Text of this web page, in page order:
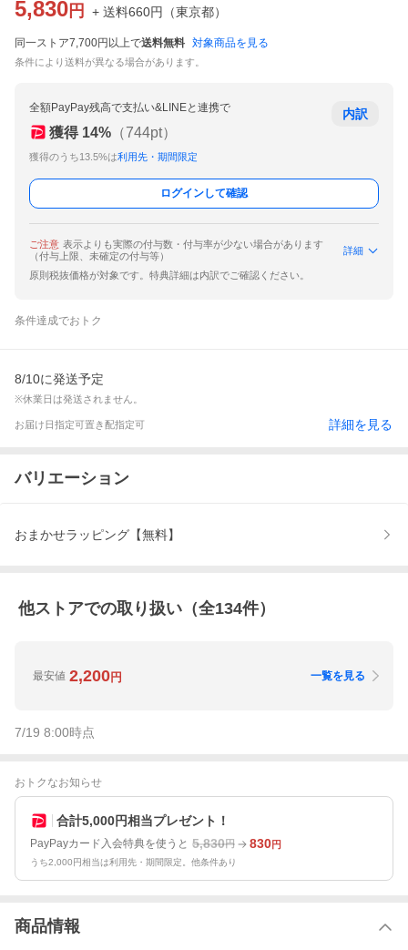
5,830 円 + 送料660円 （東京都）
同一ストア7,700円以上で送料無料 対象商品を見る
条件により送料が異なる場合があります。
全額PayPay残高で支払い&LINEと連携で
獲得 14% （744pt）
獲得のうち13.5%は利用先・期間限定
内訳
ログインして確認
ご注意 表示よりも実際の付与数・付与率が少ない場合があります
（付与上限、未確定の付与等）
詳細
原則税抜価格が対象です。特典詳細は内訳でご確認ください。
条件達成でおトク
8/10に発送予定
※休業日は発送されません。
お届け日指定可置き配指定可 詳細を見る
バリエーション
おまかせラッピング【無料】
他ストアでの取り扱い（全134件）
最安値 2,200円 一覧を見る
7/19 8:00時点
おトクなお知らせ
合計5,000円相当プレゼント！
PayPayカード入会特典を使うと 5,830円 830円
うち2,000円相当は利用先・期間限定。他条件あり
商品情報